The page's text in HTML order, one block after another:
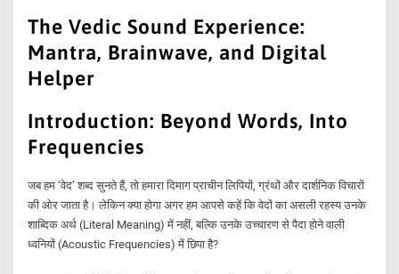
The Vedic Sound Experience:
Mantra, Brainwave, and Digital
Helper
Introduction: Beyond Words, Into
Frequencies
जब हम ‘वेद’ शब्द सुनते हैं, तो हमारा दिमाग प्राचीन लिपियों, ग्रंथों और दार्शनिक विचारों
की ओर जाता है। लेकिन क्या होगा अगर हम आपसे कहें कि वेदों का असली रहस्य उनके
शाब्दिक अर्थ (Literal Meaning) में नहीं, बल्कि उनके उच्चारण से पैदा होने वाली
ध्वनियों (Acoustic Frequencies) में छिपा है?